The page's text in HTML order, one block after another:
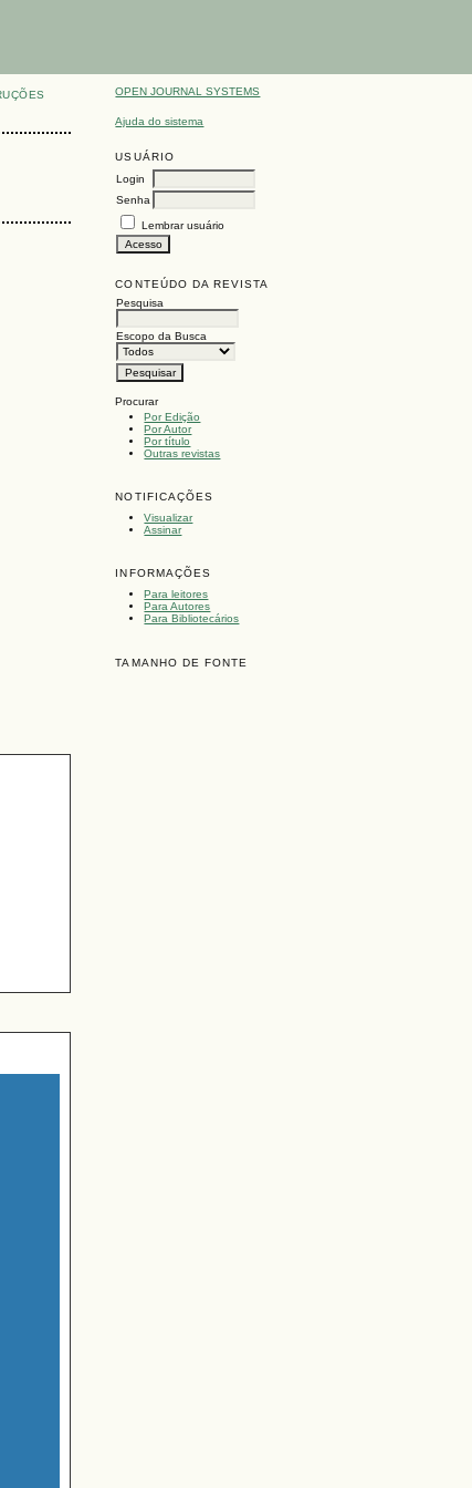
OPEN JOURNAL SYSTEMS
Ajuda do sistema
USUÁRIO
Login
Senha
Lembrar usuário
CONTEÚDO DA REVISTA
Pesquisa
Escopo da Busca
Procurar
Por Edição
Por Autor
Por título
Outras revistas
NOTIFICAÇÕES
Visualizar
Assinar
INFORMAÇÕES
Para leitores
Para Autores
Para Bibliotecários
TAMANHO DE FONTE